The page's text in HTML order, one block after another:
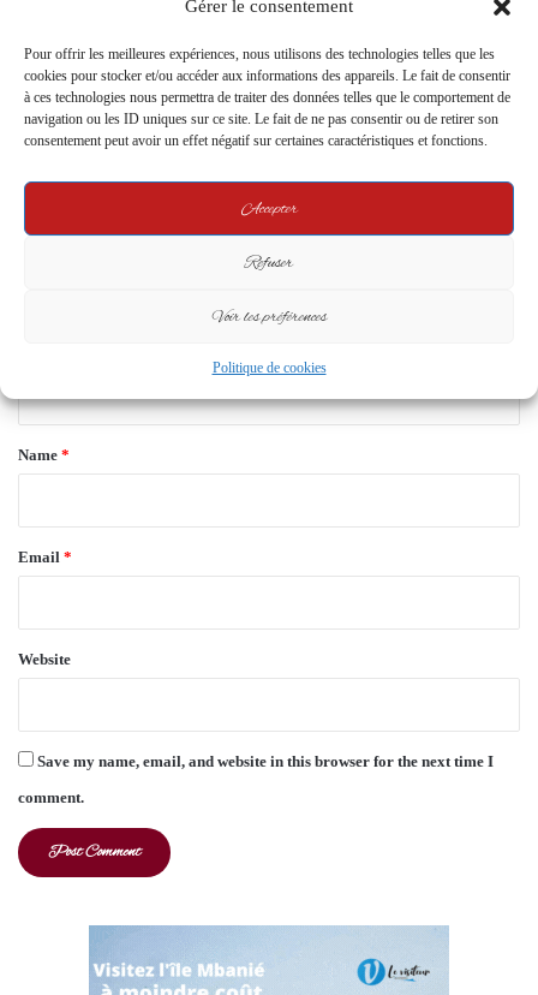
Gérer le consentement
Pour offrir les meilleures expériences, nous utilisons des technologies telles que les
cookies pour stocker et/ou accéder aux informations des appareils. Le fait de consentir
à ces technologies nous permettra de traiter des données telles que le comportement de
navigation ou les ID uniques sur ce site. Le fait de ne pas consentir ou de retirer son
consentement peut avoir un effet négatif sur certaines caractéristiques et fonctions.
Accepter
Refuser
Voir les préférences
Politique de cookies
Leave a Reply
Your email address will not be published. Required fields are marked
o
t
*
Name *
Email *
Website
Save my name, email, and website in this browser for the next time I
comment.